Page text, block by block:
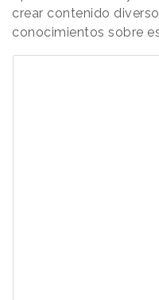
crear contenido
conocimientos sobre